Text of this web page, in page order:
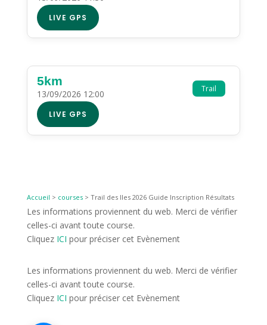
LIVE GPS
Trail
5km
13/09/2026 12:00
LIVE GPS
Accueil > courses> Trail des Iles 2026 Guide Inscription Résultats
Les informations proviennent du web. Merci de vérifier
celles-ci avant toute course.
Cliquez ICI pour préciser cet Evènement
Les informations proviennent du web. Merci de vérifier
celles-ci avant toute course.
Cliquez ICI pour préciser cet Evènement